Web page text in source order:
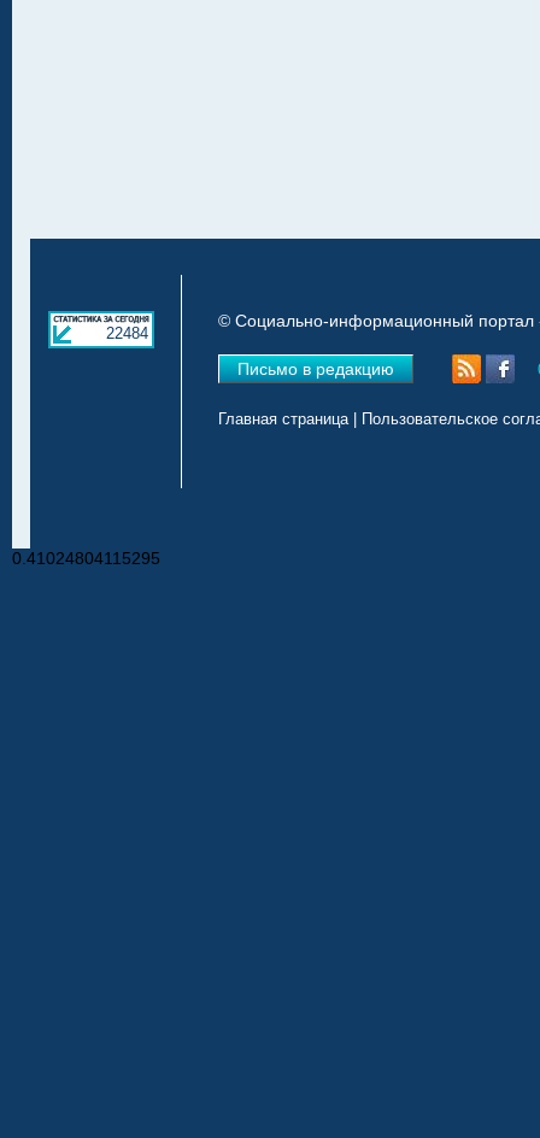
22484
© Социально-информационный портал
Письмо в редакцию
Главная страница| Пользовательское
0.41024804115295